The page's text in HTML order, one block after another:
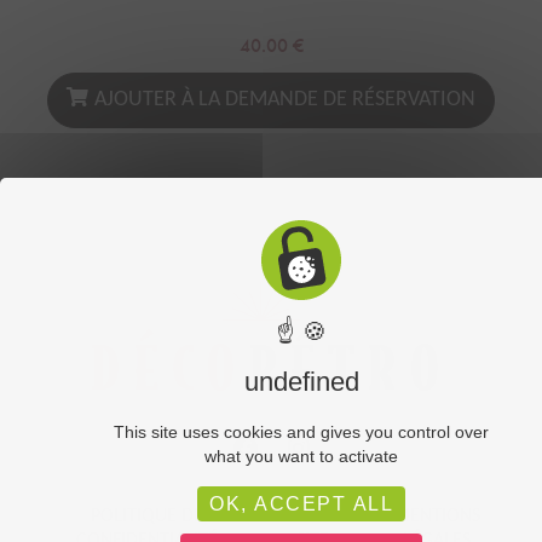
40.00 €
AJOUTER À LA DEMANDE DE RÉSERVATION
POLITIQUE DE
PLAN DU
MENTIONS
☝ 🍪
undefined
This site uses cookies and gives you control over
what you want to activate
OK, ACCEPT ALL